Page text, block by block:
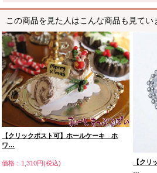
この商品を見た人はこんな商品も見てい
【クリックポスト可】ホールケーキ ホ
ワ…
価格：1,310円(税込)
【ク
…